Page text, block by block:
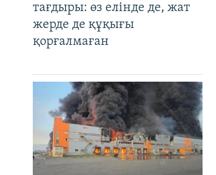
тағдыры: өз елінде де, жат
жерде де құқығы
қорғалмаған